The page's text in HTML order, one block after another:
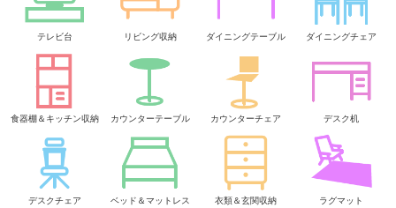
テレビ台 リビング収納 ダイニングテーブル ダイニングチェア
食器棚＆キッチン収納 カウンターテーブル カウンターチェア デスク机
デスクチェア ベッド＆マットレス 衣類＆玄関収納 ラグマット